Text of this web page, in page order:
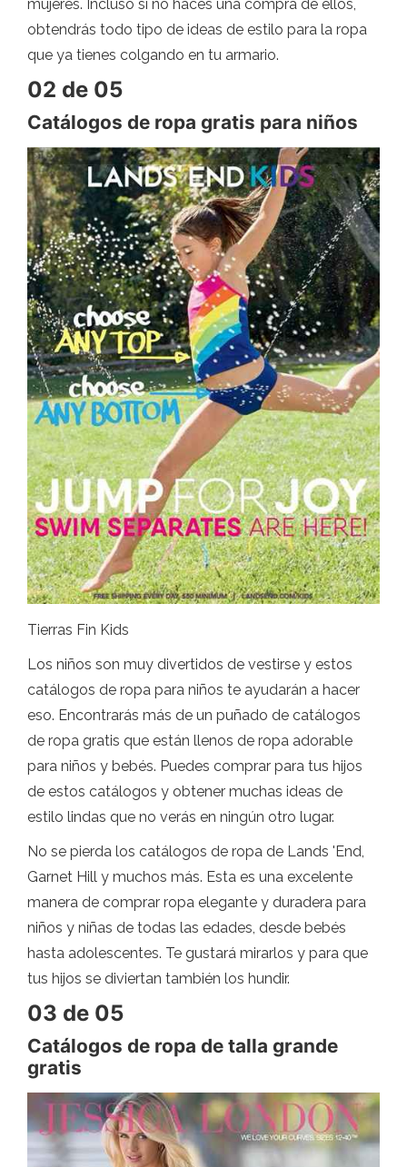
mujeres. Incluso si no haces una compra de ellos,
obtendrás todo tipo de ideas de estilo para la ropa
que ya tienes colgando en tu armario.
02 de 05
Catálogos de ropa gratis para niños
Tierras Fin Kids
Los niños son muy divertidos de vestirse y estos
catálogos de ropa para niños te ayudarán a hacer
eso. Encontrarás más de un puñado de catálogos
de ropa gratis que están llenos de ropa adorable
para niños y bebés. Puedes comprar para tus hijos
de estos catálogos y obtener muchas ideas de
estilo lindas que no verás en ningún otro lugar.
No se pierda los catálogos de ropa de Lands 'End,
Garnet Hill y muchos más. Esta es una excelente
manera de comprar ropa elegante y duradera para
niños y niñas de todas las edades, desde bebés
hasta adolescentes. Te gustará mirarlos y para que
tus hijos se diviertan también los hundir.
03 de 05
Catálogos de ropa de talla grande
gratis